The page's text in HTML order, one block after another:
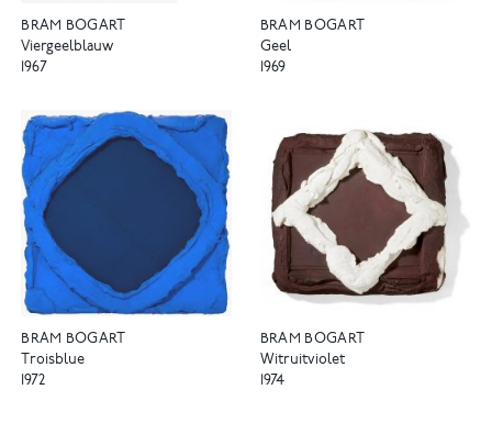
BRAM BOGART
Viergeelblauw
1967
BRAM BOGART
Geel
1969
BRAM BOGART
Troisblue
1972
BRAM BOGART
Witruitviolet
1974